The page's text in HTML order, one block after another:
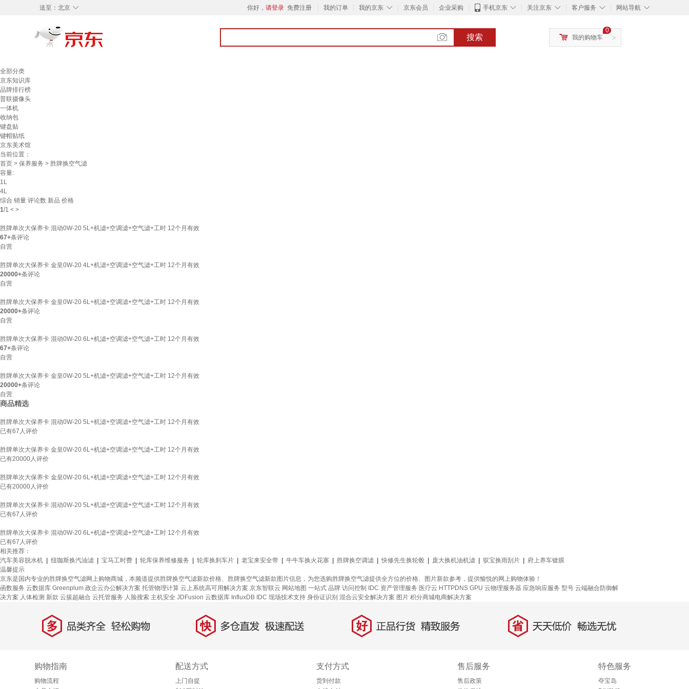
◇
送至： 北京 你好， 请登录 免费注册 我的订单 ◇
我的京东 京东会员 企业采购 ◇
手机京东 ◇
关注京东 ◇
客户服务 ◇
网站导航
搜索 >
0
我的购物车
全部分类
京东知识库
品牌排行榜
普联摄像头
一体机
收纳包
键盘贴
键帽贴纸
京东美术馆
当前位置：
首页 > 保养服务 > 胜牌换空气滤
容量:
1L
4L
综合 销量 评论数 新品 价格
1/1 < >
胜牌单次大保养卡 混动0W-20 5L+机滤+空调滤+空气滤+工时 12个月有效
67+条评论
自营
胜牌单次大保养卡 金皇0W-20 4L+机滤+空调滤+空气滤+工时 12个月有效
20000+条评论
自营
胜牌单次大保养卡 金皇0W-20 6L+机滤+空调滤+空气滤+工时 12个月有效
20000+条评论
自营
胜牌单次大保养卡 混动0W-20 6L+机滤+空调滤+空气滤+工时 12个月有效
67+条评论
自营
胜牌单次大保养卡 金皇0W-20 5L+机滤+空调滤+空气滤+工时 12个月有效
20000+条评论
自营
商品精选
胜牌单次大保养卡 混动0W-20 5L+机滤+空调滤+空气滤+工时 12个月有效
已有67 人评价
胜牌单次大保养卡 金皇0W-20 6L+机滤+空调滤+空气滤+工时 12个月有效
已有20000人评价
胜牌单次大保养卡 金皇0W-20 6L+机滤+空调滤+空气滤+工时 12个月有效
已有20000人评价
胜牌单次大保养卡 混动0W-20 5L+机滤+空调滤+空气滤+工时 12个月有效
已有67 人评价
胜牌单次大保养卡 混动0W-20 6L+机滤+空调滤+空气滤+工时 12个月有效
已有67 人评价
相关推荐：
汽车美容脱水机
纽咖斯换汽油滤 宝马工时费 轮库保养维修服务 轮库换刹车片 老宝来安全带 牛牛车换火花塞 胜牌换空调滤 快修先生换轮毂 庞大换机油机滤 驭宝换雨刮片
府上养车镀膜
温馨提示
京东是国内专业的胜牌换空气滤网上购物商城，本频道提供胜牌换空气滤新款价格、胜牌换空气滤新款图片信息，为您选购胜牌换空气滤提供全方位的价格、图片新款参考，提供愉悦的网上购物体验！
函数服务 云数据库 Greenplum 政企云办公解决方案 托管物理计算 云上系统高可用解决方案 京东智联云 网站地图 一站式 品牌 访问控制 IDC 资产管理服务 医疗云 HTTPDNS GPU 云物理服务器 应急响应服务 型号 云端融合防御解
决方案 人体检测 新款 云簇超融合 云托管服务 人脸搜索 主机安全 JDFusion 云数据库 InfluxDB IDC 现场技术支持 身份证识别 混合云安全解决方案 图片 积分商城电商解决方案
多 品类齐全，轻松购物 快 多仓直发，极速配送 好 正品行货，精致服务 省 天天低价，畅选无忧
购物指南
购物流程
配送方式
上门自提
支付方式
货到付款
售后服务
售后政策
特色服务
夺宝岛